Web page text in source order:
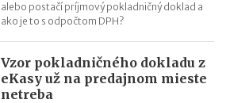
alebo postačí príjmový pokladničný doklad a
ako je to s odpočtom DPH?
Vzor pokladničného dokladu z
eKasy už na predajnom mieste
netreba